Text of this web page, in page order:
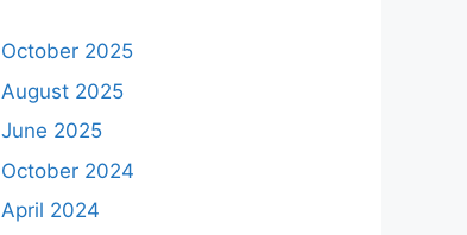
October 2025
August 2025
June 2025
October 2024
April 2024